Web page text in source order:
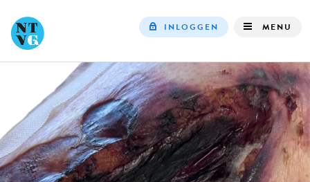
navigation
INLOGGEN MENU